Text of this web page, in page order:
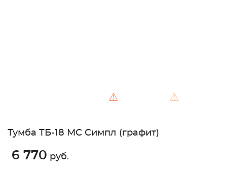
⚠ ⚠
Тумба ТБ-18 МС Симпл (графит)
6 770 руб.